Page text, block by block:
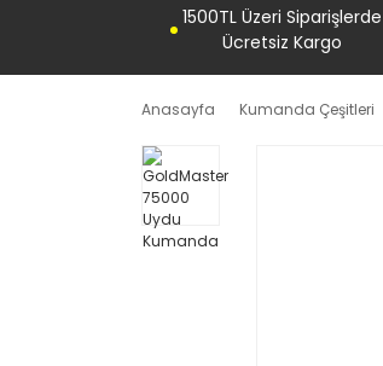
1500TL Üzeri Siparişlerde
Ücretsiz Kargo
Anasayfa Kumanda Çeşitleri